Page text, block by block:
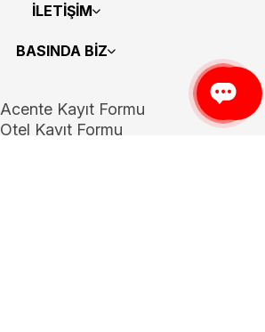
İLETİŞİM
BASINDA BİZ
Acente Kayıt Formu
Otel Kayıt Formu